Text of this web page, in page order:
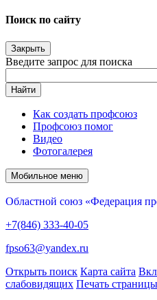
Поиск по сайту
Закрыть
Введите запрос для поиска
Найти
Как создать профсоюз
Профсоюз помог
Видео
Фотогалерея
Мобильное меню
Областной союз «Федерация
+7(846) 333-40-05
fpso63@yandex.ru
Открыть поиск Карта сайта
слабовидящих Печать страницы